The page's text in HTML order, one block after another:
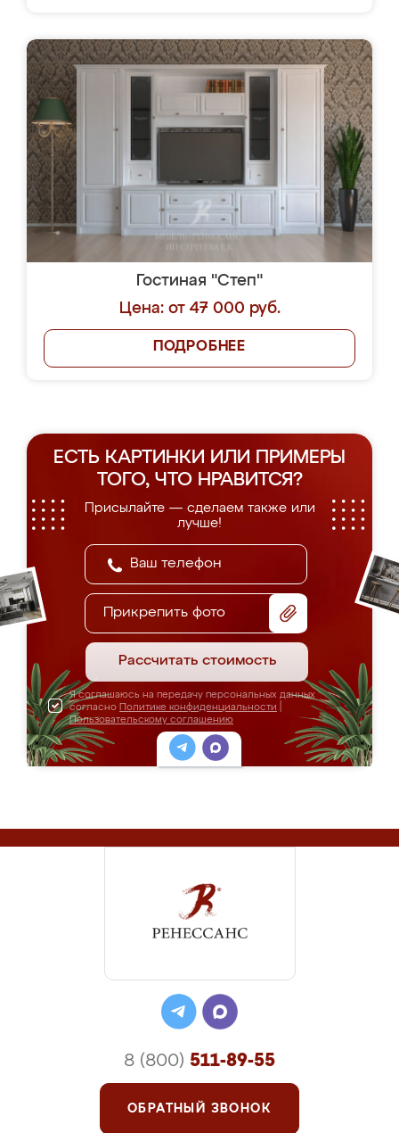
Гостиная "Степ"
Цена: от 47 000 руб.
ПОДРОБНЕЕ
ЕСТЬ КАРТИНКИ ИЛИ ПРИМЕРЫ
ТОГО, ЧТО НРАВИТСЯ?
Присылайте — сделаем также или
лучше!
Прикрепить фото
Рассчитать стоимость
Я соглашаюсь на передачу персональных данных
согласно Политике конфиденциальности
Пользовательскому соглашению
8 (800) 511-89-55
ОБРАТНЫЙ ЗВОНОК